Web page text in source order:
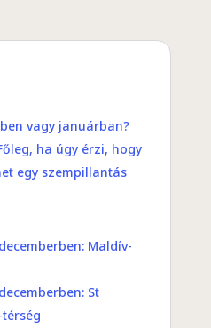
vagy januárban?
ha úgy érzi, hogy
egy szempillantás
Maldív-
St
térség